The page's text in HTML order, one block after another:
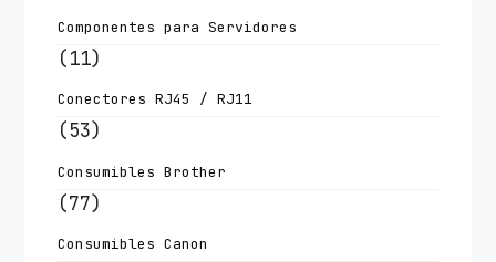
Componentes para Servidores
(11)
Conectores RJ45 / RJ11
(53)
Consumibles Brother
(77)
Consumibles Canon